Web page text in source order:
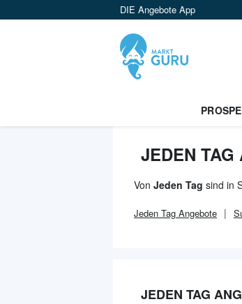
DIE Angebote App
JEDEN
Von Jeden Tag sind in
Jeden Tag Angebote
JEDEN TAG